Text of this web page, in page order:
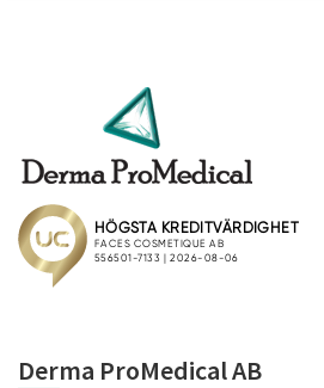
Derma ProMedical AB